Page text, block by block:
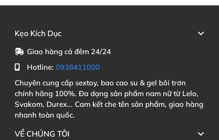
Kẹo Kích Dục
Giao hàng cả đêm 24/24
Hotline: 0938411000
Chuyên cung cấp sextoy, bao cao su & gel bôi trơn
chính hãng 100%. Đa dạng sản phẩm nam nữ từ Lelo,
Svakom, Durex... Cam kết che tên sản phẩm, giao hàng
nhanh toàn quốc.
VỀ CHÚNG TÔI